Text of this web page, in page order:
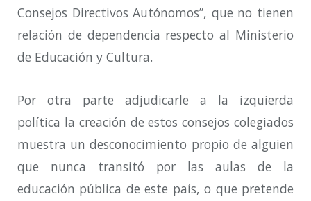
Consejos Directivos Autónomos”, que no tienen
relación de dependencia respecto al Ministerio
de Educación y Cultura.
Por otra parte adjudicarle a la izquierda
política la creación de estos consejos colegiados
muestra un desconocimiento propio de alguien
que nunca transitó por las aulas de la
educación pública de este país, o que pretende